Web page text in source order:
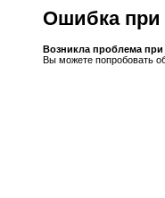
Ошибка при
Возникла проблема
Вы можете попробовать